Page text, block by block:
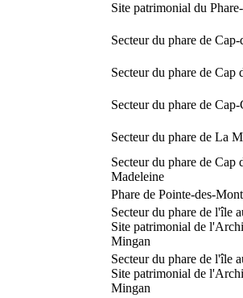
Site patrimonial du
Secteur du phare de Cap-
Secteur du phare de Cap
Secteur du phare de Cap-
Secteur du phare de La
Secteur du phare de Cap
Madeleine
Phare de Pointe-des-
Secteur du phare de l'île
Site patrimonial de
Mingan
Secteur du phare de l'île
Site patrimonial de
Mingan